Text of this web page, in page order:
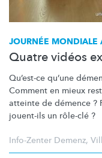
JOURNÉE MONDIALE
Quatre vidéos
Qu’est-ce qu’une
Comment en mieux
atteinte de démence ?
jouent-ils un rôle-clé ?
Info-Zenter Demenz,